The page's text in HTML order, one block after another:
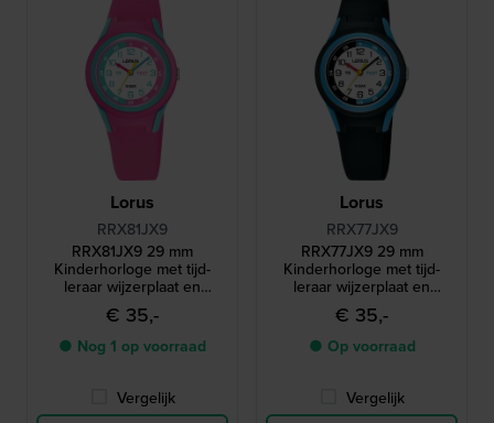
Lorus
RRX81JX9
RRX81JX9 29 mm
Kinderhorloge met tijd-
leraar wijzerplaat en
siliconen band
€ 35,-
● Nog 1 op voorraad
Vergelijk
Lorus
RRX77JX9
RRX77JX9 29 mm
Kinderhorloge met tijd-
leraar wijzerplaat en
siliconen band
€ 35,-
● Op voorraad
Vergelijk